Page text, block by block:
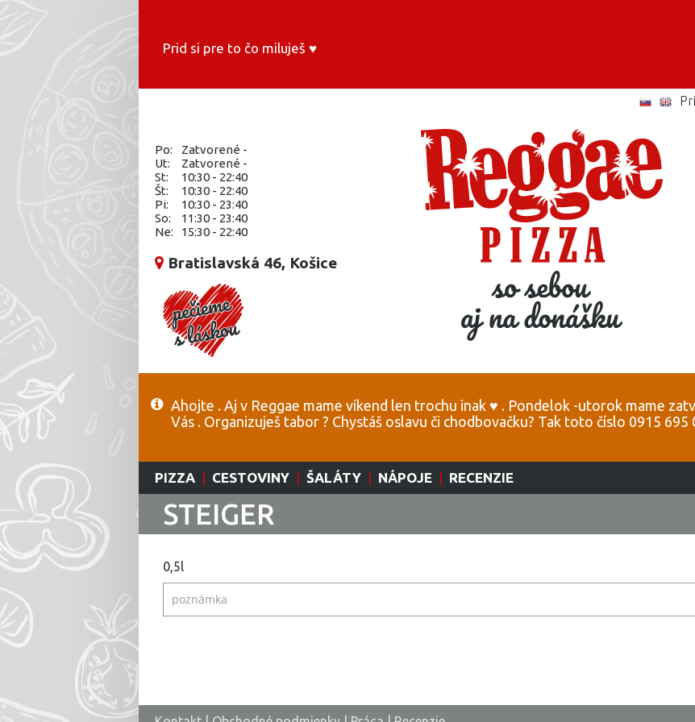
Prid si pre to čo miluješ ♥️
Po:
Zatvorené -
Ut:
Zatvorené -
St:
10:30 - 22:40
Št:
10:30 - 22:40
Pi:
10:30 - 23:40
So:
11:30 - 23:40
Ne:
15:30 - 22:40
Bratislavská 46, Košice
Ahojte . Aj v Reggae mame víkend len trochu inak ♥️ . Pondelok -utorok mame
Vás . Organizuješ tabor ? Chystáš oslavu či chodbovačku? Tak toto číslo 0915
PIZZA CESTOVINY ŠALÁTY NÁPOJE RECENZIE
STEIGER
0,5l